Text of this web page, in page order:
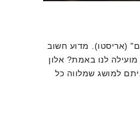
(אריסטו). מדוע חשוב
לנו באמת? אלון
למושג שמלווה כל